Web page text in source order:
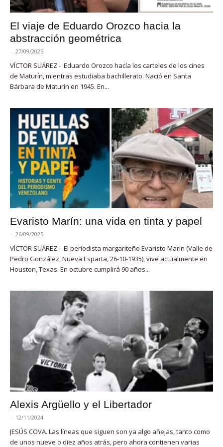
El viaje de Eduardo Orozco hacia la
abstracción geométrica
- 27/09/2025
VÍCTOR SUÁREZ - Eduardo Orozco hacía los carteles de los cines
de Maturín, mientras estudiaba bachillerato. Nació en Santa
Bárbara de Maturín en 1945. En...
Evaristo Marín: una vida en tinta y papel
- 26/09/2025
VÍCTOR SUÁREZ - El periodista margariteño Evaristo Marín (Valle de
Pedro González, Nueva Esparta, 26-10-1935), vive actualmente en
Houston, Texas. En octubre cumplirá 90 años...
Alexis Argüello y el Libertador
- 12/11/2024
JESÚS COVA. Las líneas que siguen son ya algo añejas, tanto como
de unos nueve o diez años atrás, pero ahora contienen varias